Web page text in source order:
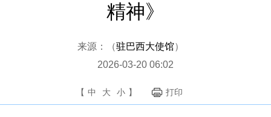
精神》
来源：（驻巴西大使馆）
2026-03-20 06:02
【 中 大 小 】 打印